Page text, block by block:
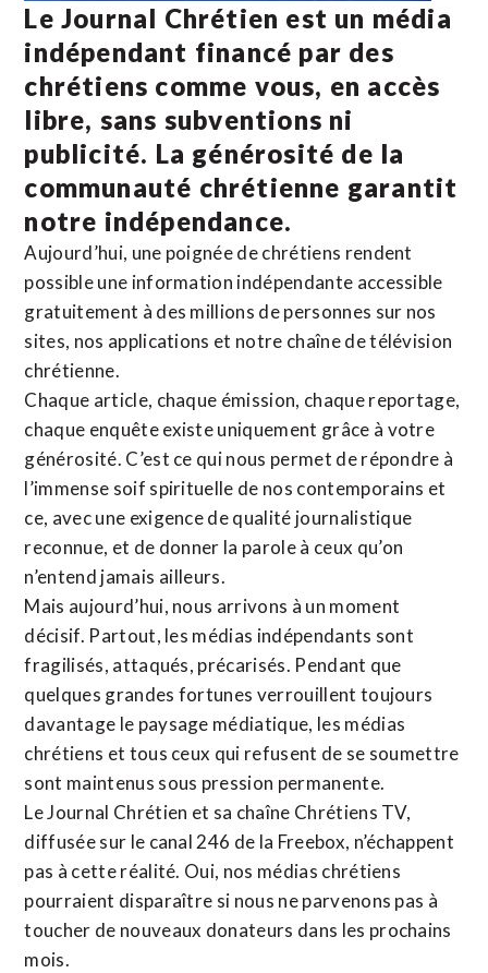
Le Journal Chrétien est un média
indépendant financé par des
chrétiens comme vous, en accès
libre, sans subventions ni
publicité. La générosité de la
communauté chrétienne garantit
notre indépendance.
Aujourd’hui, une poignée de chrétiens rendent
possible une information indépendante accessible
gratuitement à des millions de personnes sur nos
sites, nos applications et notre chaîne de télévision
chrétienne.
Chaque article, chaque émission, chaque reportage,
chaque enquête existe uniquement grâce à votre
générosité. C’est ce qui nous permet de répondre à
l’immense soif spirituelle de nos contemporains et
ce, avec une exigence de qualité journalistique
reconnue, et de donner la parole à ceux qu’on
n’entend jamais ailleurs.
Mais aujourd’hui, nous arrivons à un moment
décisif. Partout, les médias indépendants sont
fragilisés, attaqués, précarisés. Pendant que
quelques grandes fortunes verrouillent toujours
davantage le paysage médiatique, les médias
chrétiens et tous ceux qui refusent de se soumettre
sont maintenus sous pression permanente.
Le Journal Chrétien et sa chaîne Chrétiens TV,
diffusée sur le canal 246 de la Freebox, n’échappent
pas à cette réalité. Oui, nos médias chrétiens
pourraient disparaître si nous ne parvenons pas à
toucher de nouveaux donateurs dans les prochains
mois.